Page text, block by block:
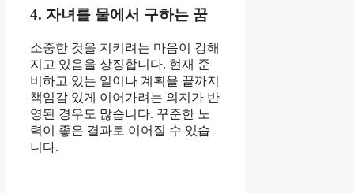
4. 자녀를 물에서 구하는 꿈
소중한 것을 지키려는 마음이 강해
지고 있음을 상징합니다. 현재 준
비하고 있는 일이나 계획을 끝까지
책임감 있게 이어가려는 의지가 반
영된 경우도 많습니다. 꾸준한 노
력이 좋은 결과로 이어질 수 있습
니다.